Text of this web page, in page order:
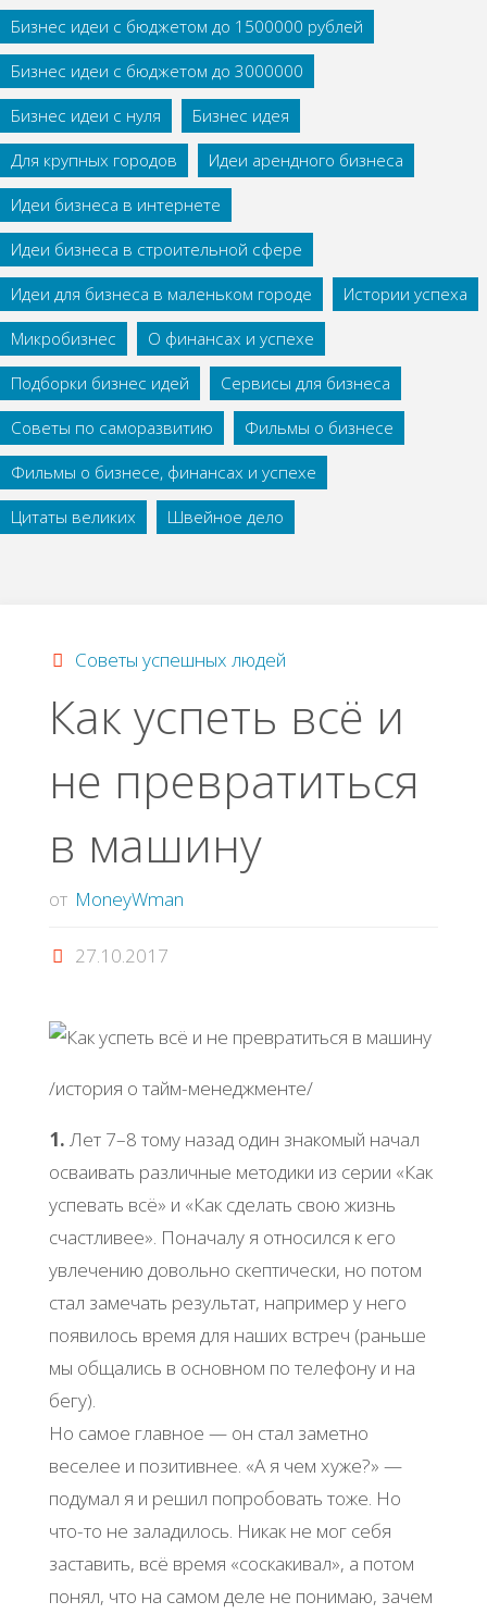
Бизнес идеи с бюджетом до 1500000 рублей
Бизнес идеи с бюджетом до 3000000
Бизнес идеи с нуля
Бизнес идея
Для крупных городов
Идеи арендного бизнеса
Идеи бизнеса в интернете
Идеи бизнеса в строительной сфере
Идеи для бизнеса в маленьком городе
Истории успеха
Микробизнес
О финансах и успехе
Подборки бизнес идей
Сервисы для бизнеса
Советы по саморазвитию
Фильмы о бизнесе
Фильмы о бизнесе, финансах и успехе
Цитаты великих
Швейное дело
Советы успешных людей
Как успеть всё и
не превратиться
в машину
от MoneyWman
27.10.2017
/история о тайм-менеджменте/
1. Лет 7–8 тому назад один знакомый начал
осваивать различные методики из серии «Как
успевать всё» и «Как сделать свою жизнь
счастливее». Поначалу я относился к его
увлечению довольно скептически, но потом
стал замечать результат, например у него
появилось время для наших встреч (раньше
мы общались в основном по телефону и на
бегу).
Но самое главное — он стал заметно
веселее и позитивнее. «А я чем хуже?» —
подумал я и решил попробовать тоже. Но
что-то не заладилось. Никак не мог себя
заставить, всё время «соскакивал», а потом
понял, что на самом деле не понимаю, зачем